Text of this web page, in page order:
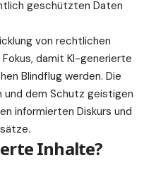
geschützten Daten
von rechtlichen
damit KI-generierte
Blindflug werden. Die
und dem Schutz geistigen
informierten Diskurs und
Inhalte?